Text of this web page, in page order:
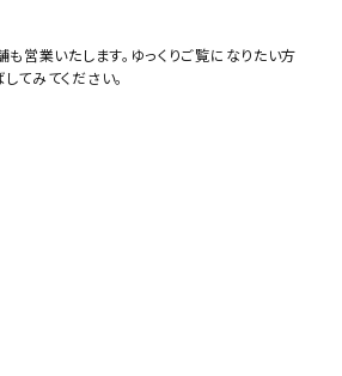
営業いたします。ゆっくりご覧になりたい方
てみてください。